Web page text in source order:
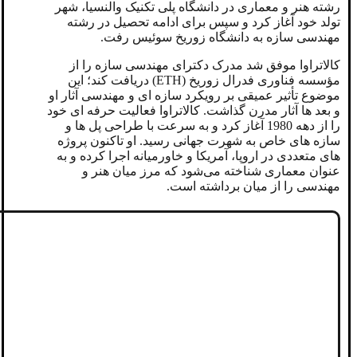
رشته هنر و معماری در دانشگاه پلی ‌تکنیک والنسیا، شهر
تولد خود آغاز کرد و سپس برای ادامه تحصیل در رشته
مهندسی سازه به دانشگاه زوریخ سوئیس رفت.
کالاتراوا موفق شد مدرک دکترای مهندسی سازه را از
مؤسسه فناوری فدرال زوریخ (ETH) دریافت کند؛ این
موضوع تأثیر عمیقی بر رویکرد سازه ‌ای و مهندسی آثار او
و بعد ها آثار مدرن گذاشت. کالاتراوا فعالیت حرفه‌ ای خود
را از دهه 1980 آغاز کرد و به ‌سرعت با طراحی پل‌ ها و
سازه ‌های خاص به شهرت جهانی رسید. او تاکنون پروژه
‌های متعددی در اروپا، آمریکا و خاورمیانه اجرا کرده و به
‌عنوان معماری شناخته می‌شود که مرز میان هنر و
مهندسی را از میان برداشته است.